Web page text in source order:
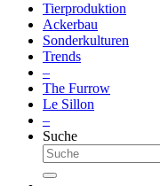
Tier­pro­duk­tion
Ackerbau
Sonder­kul­turen
Trends
–
The Furrow
Le Sillon
–
Suche